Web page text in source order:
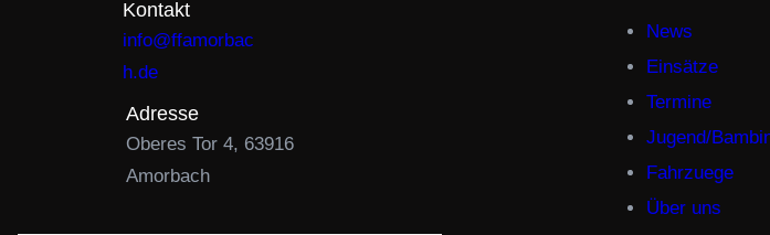
Kontakt
info@ffamorbac
h.de
Adresse
Oberes Tor 4, 63916
Amorbach
News
Einsätze
Termine
Jugend/
Fahrzuege
Über uns